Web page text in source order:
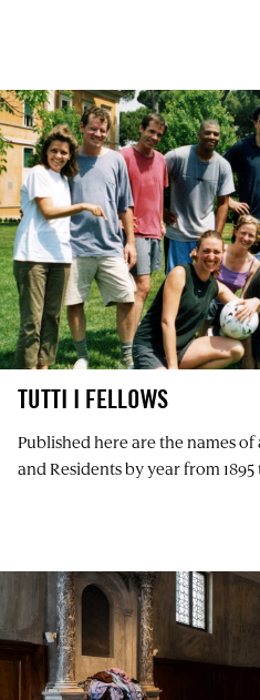
TUTTI I FELLOWS
Published here are the names
and Residents by year from 1895